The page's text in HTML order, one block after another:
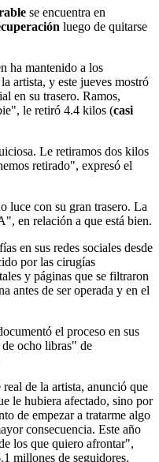
se encuentra en
luego de quitarse
ha mantenido a los
artista, y este jueves mostró
en su trasero. Ramos,
le retiró 4.4 kilos (casi
Le retiramos dos kilos
retirado", expresó el
luce con su gran trasero. La
en relación a que está bien.
en sus redes sociales desde
por las cirugías
y páginas que se filtraron
antes de ser operada y en el
el proceso en sus
de ocho libras" de
real de la artista, anunció que
le hubiera afectado, sino por
de empezar a tratarme algo
consecuencia. Este año
los que quiero afrontar",
millones de seguidores.